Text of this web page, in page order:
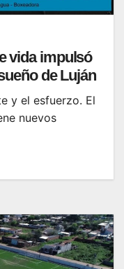
vida impulsó
de Luján
y el esfuerzo. El
nuevos